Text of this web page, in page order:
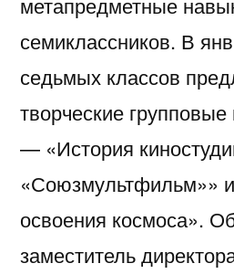
семиклассников. В
седьмых классов
творческие
— «История
«Союзмультфильм»»
освоения космоса».
заместитель